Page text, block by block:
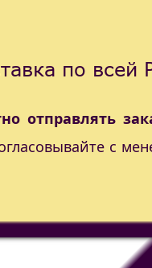
по всей
отправлять
с